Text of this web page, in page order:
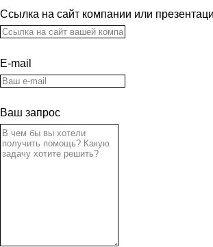
Ссылка на сайт компании или
E-mail
Ваш запрос